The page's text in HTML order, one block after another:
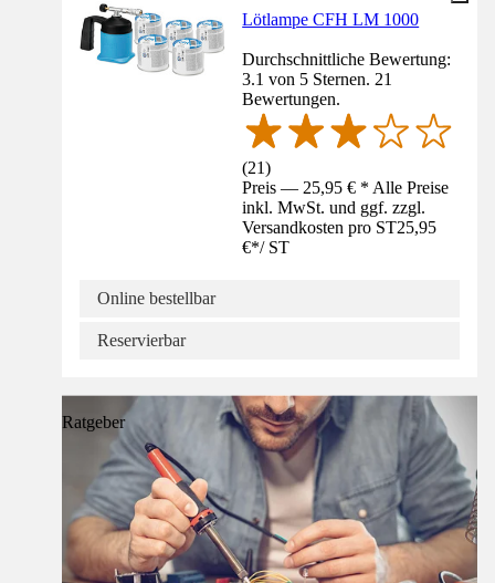
Lötlampe CFH LM 1000
Durchschnittliche Bewertung:
3.1 von 5 Sternen. 21
Bewertungen.
(21)
Preis — 25,95 € * Alle Preise
inkl. MwSt. und ggf. zzgl.
Versandkosten pro ST25,95
€*/ ST
Online bestellbar
Reservierbar
Ratgeber